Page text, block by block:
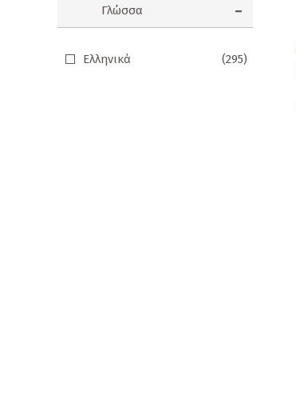
Κορνίζες
Λούτρινα Κουκλάκια
Γλώσσα
Ελληνικά (295)